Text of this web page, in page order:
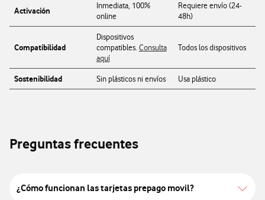
Activación
Inmediata, 100%
online
Requiere envío (24-
48h)
Compatibilidad
Dispositivos
compatibles. Consulta
aquí
Todos los dispositivos
Sostenibilidad Sin plásticos ni envíos Usa plástico
Preguntas frecuentes
¿Cómo funcionan las tarjetas prepago movil?